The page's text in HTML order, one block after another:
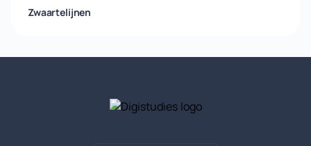
Zwaartelijnen